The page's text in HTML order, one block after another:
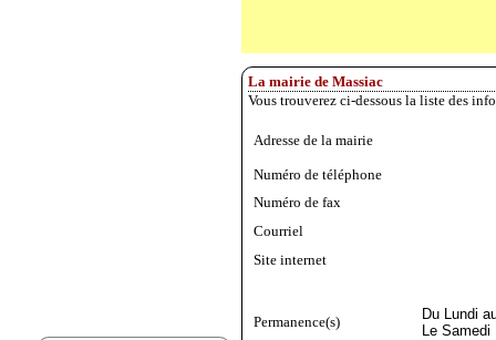
La mairie de Massiac
Vous trouverez ci-dessous la liste des
Adresse de la mairie
Numéro de téléphone
Numéro de fax
Courriel
Site internet
Permanence(s)
Du Lundi
Le Samedi